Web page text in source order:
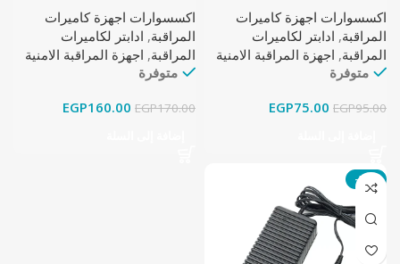
اكسسوارات اجهزة كاميرات
المراقبة, ادابتر لكاميرات
المراقبة, اجهزة المراقبة الامنية
متوفرة
EGP95.00
EGP75.00
اكسسوارات اجهزة كاميرات
المراقبة, ادابتر لكاميرات
المراقبة, اجهزة المراقبة الامنية
متوفرة
EGP170.00
EGP160.00
-24%